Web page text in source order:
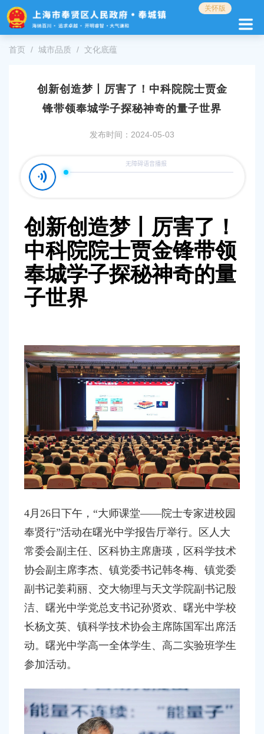
障
关怀版
首页 城市品质 文化底蕴
创新创造梦丨厉害了！中科院院士贾金
锋带领奉城学子探秘神奇的量子世界
发布时间：2024-05-03
创新创造梦丨厉害了！
中科院院士贾金锋带领
奉城学子探秘神奇的量
子世界
4月26日下午，“大师课堂——院士专家进校园
奉贤行”活动在曙光中学报告厅举行。区人大
常委会副主任、区科协主席唐瑛，区科学技术
协会副主席李杰、镇党委书记韩冬梅、镇党委
副书记姜莉丽、交大物理与天文学院副书记殷
洁、曙光中学党总支书记孙贤欢、曙光中学校
长杨文英、镇科学技术协会主席陈国军出席活
动。曙光中学高一全体学生、高二实验班学生
参加活动。